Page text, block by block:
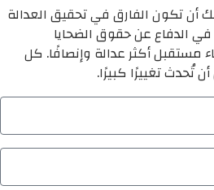
أن تكون الفارق في تحقيق العدالة
الدفاع عن حقوق الضحايا
مستقبل أكثر عدالة وإنصافًا. كل
تغييرًا كبيرًا.